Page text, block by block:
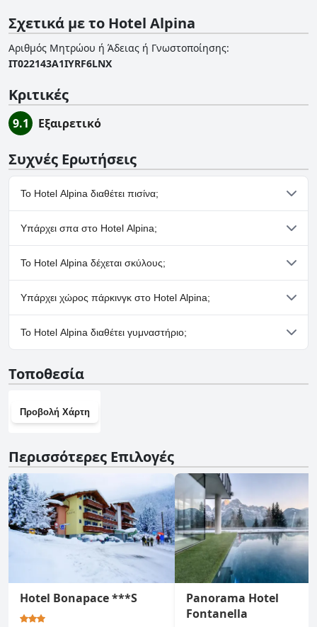
Σχετικά με το Hotel Alpina
Αριθμός Μητρώου ή Άδειας ή Γνωστοποίησης:
IT022143A1IYRF6LNX
Κριτικές
9.1 Εξαιρετικό
Συχνές Ερωτήσεις
Το Hotel Alpina διαθέτει πισίνα;
Όχι, το Hotel Alpina δεν διαθέτει πισίνα.
Υπάρχει σπα στο Hotel Alpina;
Ναι, το Hotel Alpina διαθέτει σπα.
Το Hotel Alpina δέχεται σκύλους;
Όχι, το Hotel Alpina δεν δέχεται σκύλους.
Υπάρχει χώρος πάρκινγκ στο Hotel Alpina;
Ναι, υπάρχουν εγκαταστάσεις πάρκινγκ στο Hotel Alpina.
Το Hotel Alpina διαθέτει γυμναστήριο;
Τοποθεσία
Προβολή Χάρτη
Περισσότερες Επιλογές
Hotel Bonapace ***S
Panorama Hotel
Fontanella